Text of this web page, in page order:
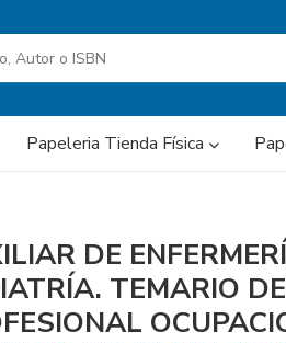
Papeleria Tienda Física
DE
TEMARIO